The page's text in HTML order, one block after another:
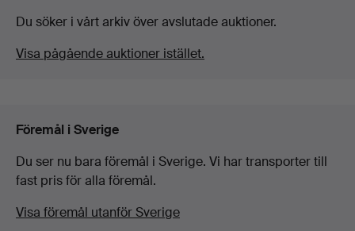
Du söker i vårt arkiv över avslutade auktioner.
Visa pågående auktioner istället.
Föremål i Sverige
Du ser nu bara föremål i Sverige. Vi har transporter till
fast pris för alla föremål.
Visa föremål utanför Sverige